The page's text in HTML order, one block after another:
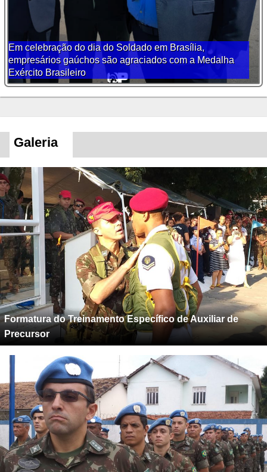
Em celebração do dia do Soldado em Brasília,
empresários gaúchos são agraciados com a Medalha
Exército Brasileiro
Galeria
Formatura do Treinamento Específico de Auxiliar de
Precursor